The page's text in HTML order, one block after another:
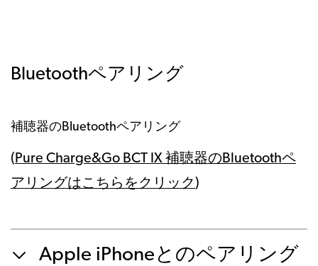
Bluetoothペアリング
補聴器のBluetoothペアリング
(Pure Charge&Go BCT IX 補聴器のBluetoothペ
アリングはこちらをクリック )
Apple iPhoneとのペアリング